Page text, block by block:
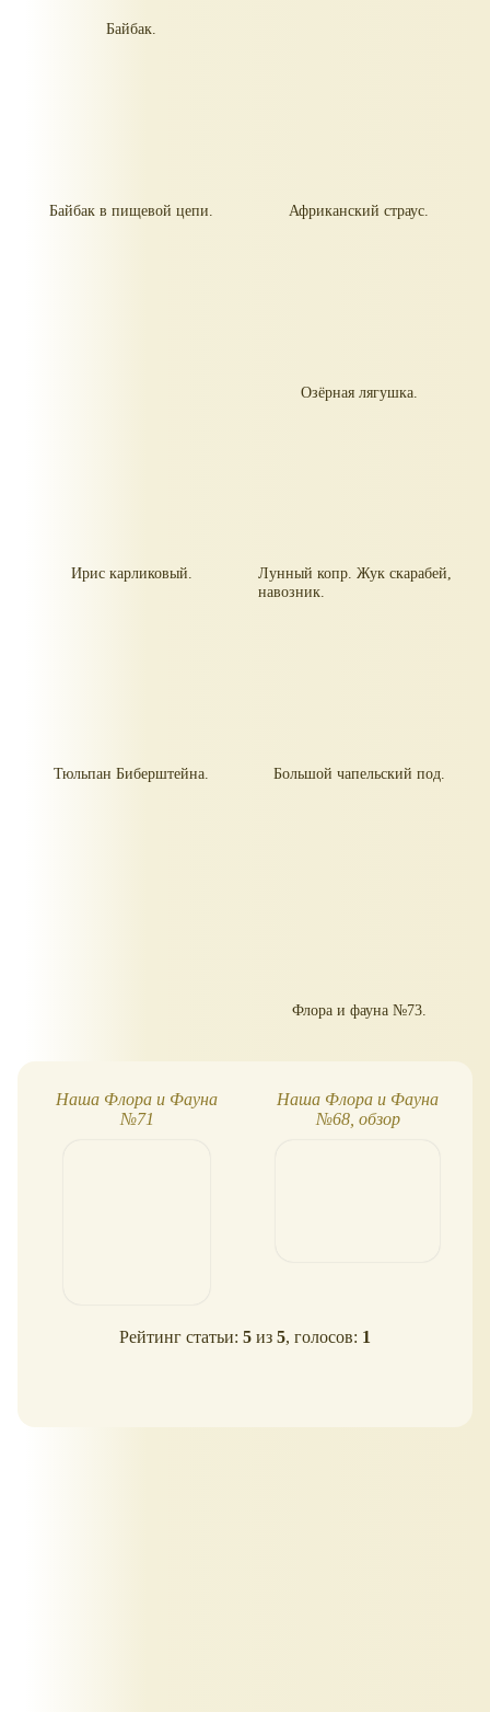
Байбак.
Байбак в пищевой цепи. Африканский страус.
Озёрная лягушка.
Ирис карликовый.
Лунный копр. Жук скарабей,
навозник.
Тюльпан Биберштейна. Большой чапельский под.
Флора и фауна №73.
Наша Флора и Фауна
№71
Наша Флора и Фауна
№68, обзор
Рейтинг статьи: 5 из 5, голосов: 1